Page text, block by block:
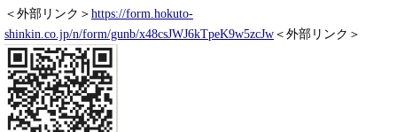
＜外部リンク＞ https://form.hokuto-
shinkin.co.jp/n/form/gunb/x48csJWJ6kTpeK9w5zcJw ＜外部リンク＞